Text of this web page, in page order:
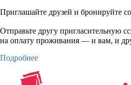
Приглашайте друзей и бронируйте
Отправьте другу пригласительную
на оплату проживания — и вам, и
Подробнее